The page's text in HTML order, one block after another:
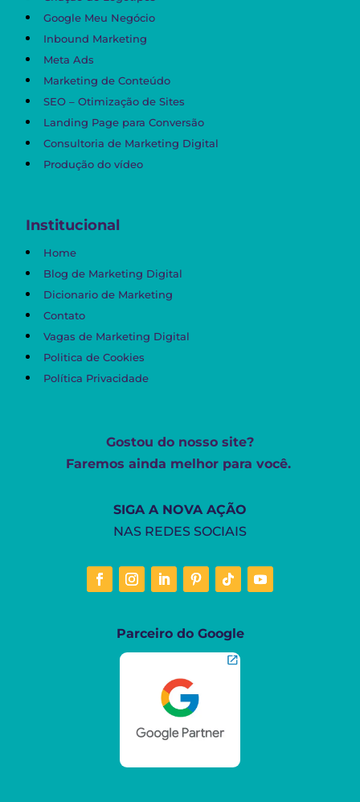
Google Meu Negócio
Inbound Marketing
Meta Ads
Marketing de Conteúdo
SEO – Otimização de Sites
Landing Page para Conversão
Consultoria de Marketing Digital
Produção do vídeo
Institucional
Home
Blog de Marketing Digital
Dicionario de Marketing
Contato
Vagas de Marketing Digital
Politica de Cookies
Política Privacidade
Gostou do nosso site?
Faremos ainda melhor para você.
SIGA A NOVA AÇÃO
NAS REDES SOCIAIS
Parceiro do Google